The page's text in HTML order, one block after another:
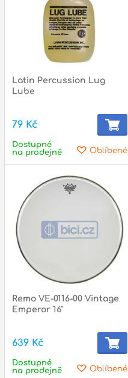
Latin Percussion Lug
Lube
79 Kč
Oblíbené
Dostupné
na prodejně
Remo VE-0116-00 Vintage
Emperor 16"
639 Kč
Oblíbené
Dostupné
na prodejně